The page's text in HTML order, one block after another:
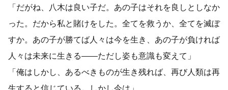
「だがね、八木は良い子だ。あの子はそれを良しとしなか
った。だから私と賭けをした。全てを救うか、全てを滅ぼ
すか。あの子が勝てば人々は今を生き、あの子が負ければ
人々は未来に生きる――ただし姿も意識も変えて」
「俺はしかし、あるべきものが生き残れば、再び人類は再
生すると信じている。しかし今は」